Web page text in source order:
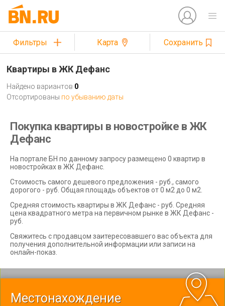
Фильтры Карта Сохранить
Квартиры в ЖК Дефанс
Найдено вариантов 0
Отсортированы по убыванию даты
Покупка квартиры в новостройке в ЖК
Дефанс
На портале БН по данному запросу размещено 0 квартир в
новостройках в ЖК Дефанс.
Стоимость самого дешевого предложения - руб., самого
дорогого - руб. Общая площадь объектов от 0 м2 до 0 м2.
Средняя стоимость квартиры в ЖК Дефанс - руб. Средняя
цена квадратного метра на первичном рынке в ЖК Дефанс -
руб.
Свяжитесь с продавцом заитересовавшего вас объекта для
получения дополнительной информации или записи на
онлайн-показ.
Местонахождение